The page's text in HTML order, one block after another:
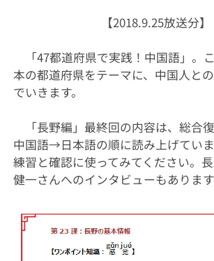
【2018.9.25放送分】
「47都道府県で実践！中国語」。
本の都道府県をテーマに、中国人と
でいきます。
「長野編」最終回の内容は、総合
中国語→日本語の順に読み上げてい
練習と確認に使ってみてください。
健一さんへのインタビューもあります